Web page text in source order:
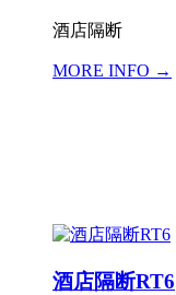
酒店隔断
MORE INFO →
酒店隔断RT6